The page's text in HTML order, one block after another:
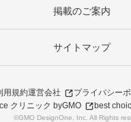
掲載のご案内
サイトマップ
用規約運営会社
プライバシー
クリニック byGMO
best
©GMO DesignOne, Inc. All Rights